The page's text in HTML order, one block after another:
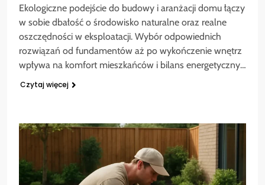
Ekologiczne podejście do budowy i aranżacji domu łączy
w sobie dbałość o środowisko naturalne oraz realne
oszczędności w eksploatacji. Wybór odpowiednich
rozwiązań od fundamentów aż po wykończenie wnętrz
wpływa na komfort mieszkańców i bilans energetyczny…
Czytaj więcej